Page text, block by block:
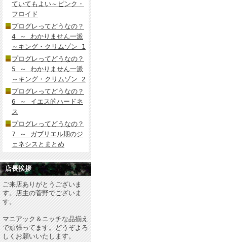
ていてもよい～ピンク・
フロイド
プログレってどうなの？
4 ～ わかりません一派
～キング・クリムゾン 1
プログレってどうなの？
5 ～ わかりません一派
～キング・クリムゾン 2
プログレってどうなの？
6 ～ イエス的ハードネ
ス
プログレってどうなの？
7 ～ ガブリエル期のジ
ェネシスとまとめ
店長挨拶
ご来店ありがとうございま
す。店主の菅野でございま
す。
マニアック＆ニッチな品揃え
で頑張ってます。どうぞよろ
しくお願いいたします。